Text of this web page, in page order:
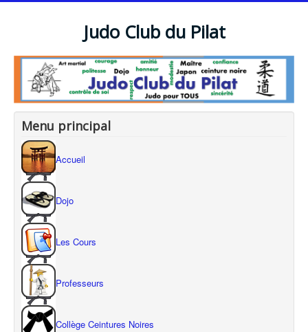
Judo Club du Pilat
Menu principal
Accueil
Dojo
Les Cours
Professeurs
Collège Ceintures Noires